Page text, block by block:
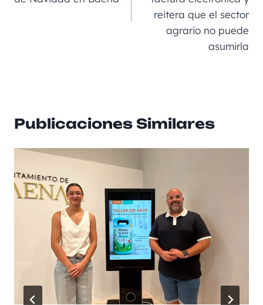
k
reitera que el sector
agrario no puede
asumirla
Publicaciones Similares